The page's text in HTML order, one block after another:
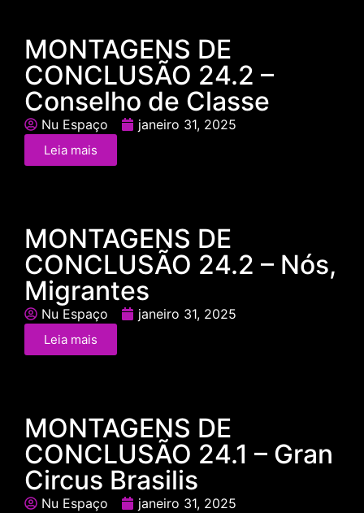
MONTAGENS DE
CONCLUSÃO 24.2 –
Conselho de Classe
Nu Espaço janeiro 31, 2025
Leia mais
MONTAGENS DE
CONCLUSÃO 24.2 – Nós,
Migrantes
Nu Espaço janeiro 31, 2025
Leia mais
MONTAGENS DE
CONCLUSÃO 24.1 – Gran
Circus Brasilis
Nu Espaço janeiro 31, 2025